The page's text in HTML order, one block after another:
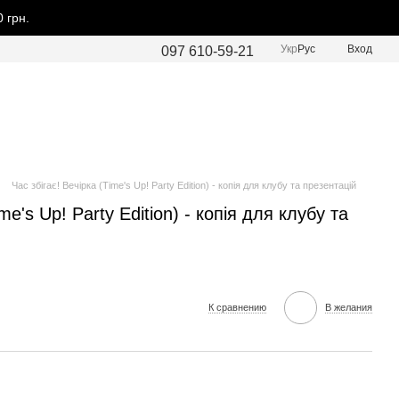
097 610-59-21 Укр Рус Вход
Час збігає! Вечірка (Time's Up! Party Edition) - копія для клубу та презентацій
Up! Party Edition) - копія для клубу та
К сравнению В желания